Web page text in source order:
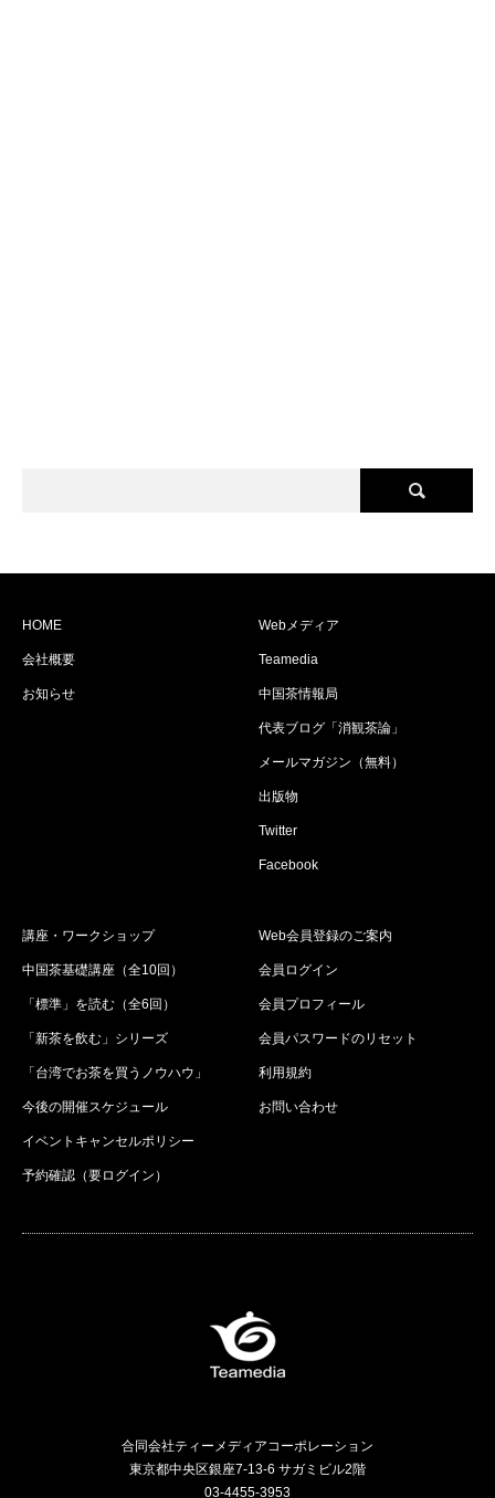
HOME
会社概要
お知らせ
Webメディア
Teamedia
中国茶情報局
代表ブログ「消観茶論」
メールマガジン（無料）
出版物
Twitter
Facebook
講座・ワークショップ
中国茶基礎講座（全10回）
「標準」を読む（全6回）
「新茶を飲む」シリーズ
「台湾でお茶を買うノウハウ」
今後の開催スケジュール
イベントキャンセルポリシー
予約確認（要ログイン）
Web会員登録のご案内
会員ログイン
会員プロフィール
会員パスワードのリセット
利用規約
お問い合わせ
合同会社ティーメディアコーポレーション
東京都中央区銀座7-13-6 サガミビル2階
03-4455-3953